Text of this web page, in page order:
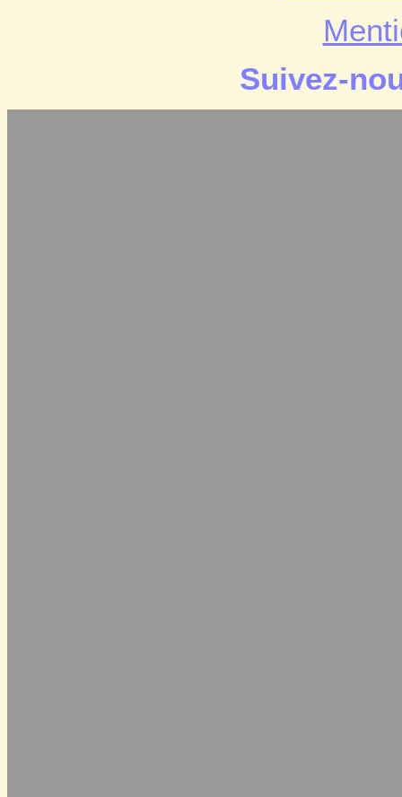
Suivez-